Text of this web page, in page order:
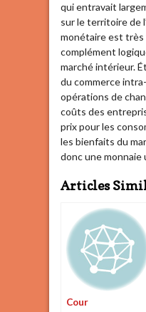
qui entravait
sur le territoire de
monétaire est très
complément
marché intérieur.
du commerce
opérations de
coûts des
prix pour les
les bienfaits du
donc une monnaie
Articles
Cour